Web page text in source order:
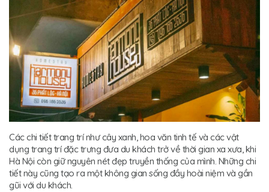
Các chi tiết trang trí như cây xanh, hoa văn tinh tế và các vật
dụng trang trí đặc trưng đưa du khách trở về thời gian xa xưa, khi
Hà Nội còn giữ nguyên nét đẹp truyền thống của mình. Những chi
tiết này cũng tạo ra một không gian sống đầy hoài niệm và gần
gũi với du khách.